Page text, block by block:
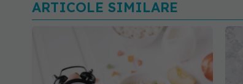
ARTICOLE SIMILARE